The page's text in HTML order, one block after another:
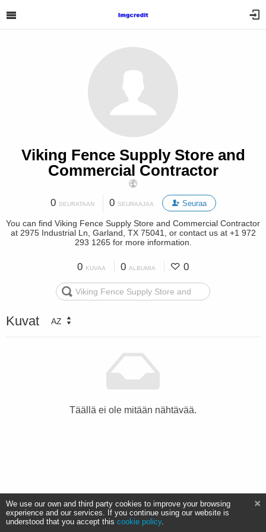
Viking Fence Supply Store and
Commercial Contractor
0 SEURATAAN 0 SEURAAJAA Seuraa
You can find Viking Fence Supply Store and Commercial Contractor
at 2975 Industrial Ln, Garland, TX 75041, or contact us at +1 972
293 1265 for more information.
0 KUVAA 0 ALBUMIA 0
Kuvat AZ
Täällä ei ole mitään nähtävää.
We use our own and third party cookies to improve your browsing
experience and our services. If you continue using our website is
understood that you accept this cookie policy.